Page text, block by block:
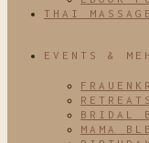
THAI MASSAGE
EVENTS &
BRIDAL
MAMA